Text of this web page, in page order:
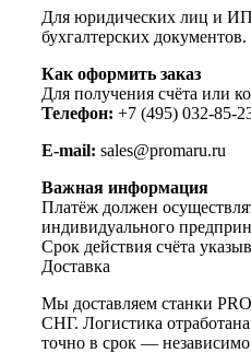
Для юридических лиц и ИП
бухгалтерских документов.
Как оформить заказ
Для получения счёта или
Телефон: +7 (495) 032-85-
E-mail: sales@promaru.ru
Важная информация
Платёж должен
индивидуального
Срок действия счёта
Доставка
Мы доставляем станки
СНГ. Логистика
точно в срок —